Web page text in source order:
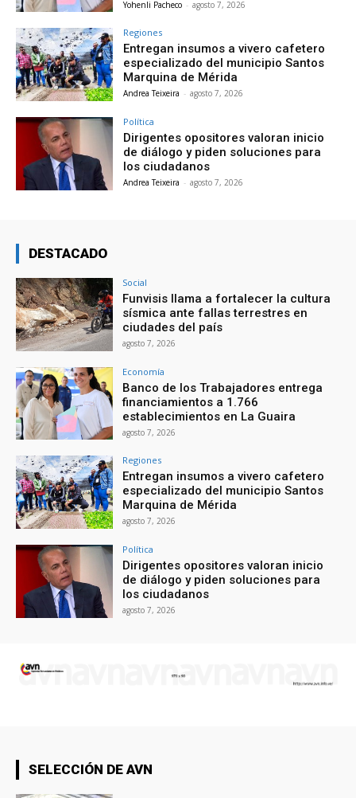
Yohenli Pacheco - agosto 7, 2026
Regiones
Entregan insumos a vivero cafetero
especializado del municipio Santos
Marquina de Mérida
Andrea Teixeira - agosto 7, 2026
Política
Dirigentes opositores valoran inicio
de diálogo y piden soluciones para
los ciudadanos
Andrea Teixeira - agosto 7, 2026
DESTACADO
Social
Funvisis llama a fortalecer la cultura
sísmica ante fallas terrestres en
ciudades del país
agosto 7, 2026
Economía
Banco de los Trabajadores entrega
financiamientos a 1.766
establecimientos en La Guaira
agosto 7, 2026
Regiones
Entregan insumos a vivero cafetero
especializado del municipio Santos
Marquina de Mérida
agosto 7, 2026
Política
Dirigentes opositores valoran inicio
de diálogo y piden soluciones para
los ciudadanos
agosto 7, 2026
SELECCIÓN DE AVN